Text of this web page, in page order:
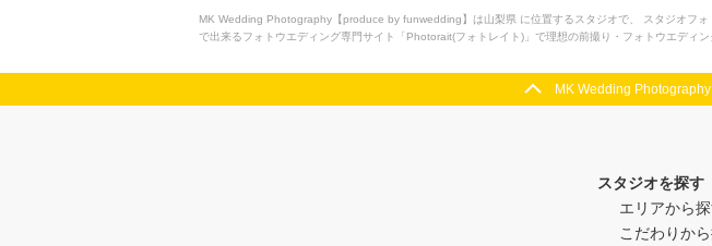
MK Wedding Photography【produce by funwedding】は山梨県 に位置するスタジオで、 スタジオフ
で出来るフォトウエディング専門サイト「Photorait(フォトレイト)」で理想の前撮り・フォトウエディン
MK Wedding
スタジオを探す
エリアから
こだわりか